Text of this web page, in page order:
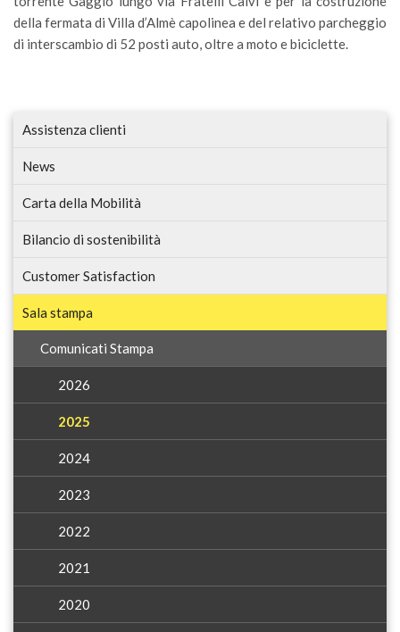
della fermata di Villa d’Almè capolinea e del relativo parcheggio
di interscambio di 52 posti auto, oltre a moto e biciclette.
Assistenza clienti
News
Carta della Mobilità
Bilancio di sostenibilità
Customer Satisfaction
Sala stampa
Comunicati Stampa
2026
2025
2024
2023
2022
2021
2020